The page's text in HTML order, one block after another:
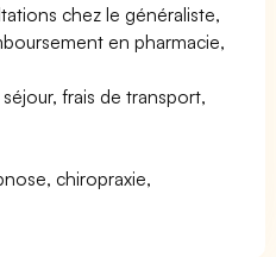
chez le généraliste,
en pharmacie,
frais de transport,
chiropraxie,